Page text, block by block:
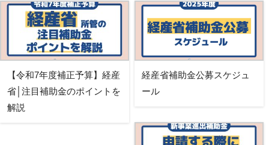
【令和7年度補正予算】経産
省│注目補助金のポイントを
解説
経産省補助金公募スケジュ
ール